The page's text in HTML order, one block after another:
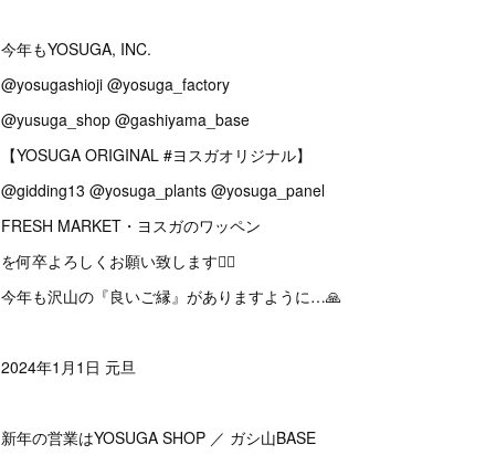
今年もYOSUGA, INC.
@yosugashioji @yosuga_factory
@yusuga_shop @gashiyama_base
【YOSUGA ORIGINAL #ヨスガオリジナル】
@gidding13 @yosuga_plants @yosuga_panel
FRESH MARKET・ヨスガのワッペン
を何卒よろしくお願い致します🙇‍♂️
今年も沢山の『良いご縁』がありますように…🙏
2024年1月1日 元旦
新年の営業はYOSUGA SHOP ／ ガシ山BASE